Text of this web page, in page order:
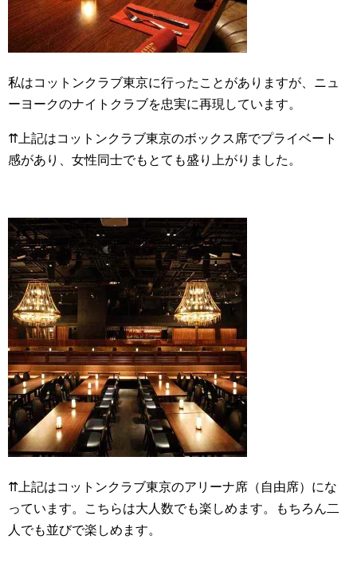
私はコットンクラブ東京に行ったことがありますが、ニュ
ーヨークのナイトクラブを忠実に再現しています。
⇈上記はコットンクラブ東京のボックス席でプライベート
感があり、女性同士でもとても盛り上がりました。
⇈上記はコットンクラブ東京のアリーナ席（自由席）にな
っています。こちらは大人数でも楽しめます。もちろん二
人でも並びで楽しめます。